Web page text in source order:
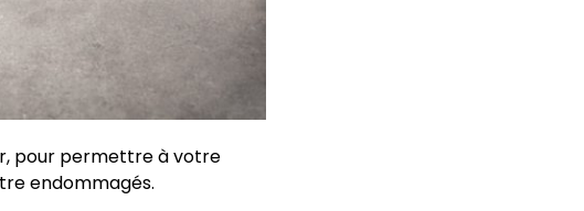
pour permettre à votre
endommagés.